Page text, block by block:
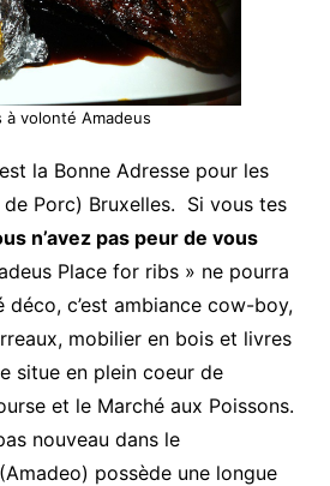
à volonté Amadeus
la Bonne Adresse pour les
de Porc) Bruxelles. Si vous tes
n’avez pas peur de vous
Place for ribs » ne pourra
déco, c’est ambiance cow-boy,
mobilier en bois et livres
situe en plein coeur de
et le Marché aux Poissons.
nouveau dans le
possède une longue